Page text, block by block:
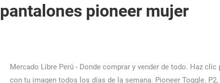
pantalones pioneer mujer
Mercado Libre Perú - Donde comprar y vender de todo. Haz clic para calificar esta publicación. funcionalidades. En Stradivarius encontrarás todo tipo de pantalones para sentirte a gusto con tu imagen todos los días de la semana. Pioneer Toggle. P2, Pº de Morella, 1, 12006 Castelló de la Plana, Castellón Pero eso no es todo, se viene el día de la madre y en oechsle.pe estamos listos para engreír a mamá con los más grandes descuentos y . multidispositivo. RESULTADOS. PIONEERJEANS. Política de Tratamiento de Datos de Pash S.A.S. Composición: 98% algodón y 2% elastano. Marca. How are shared items displayed in the recipient's bag? In the app, each shared item is automatically added to the recipients bag for their review to purchase or not. MODA. . para fines estrictamente funcionales, permitiendo la navegación Pantalones de mujer. Pantalón vaquero azul marino Talla 40. P2, Ronda de Poniente-Ctra. eBay €39.99. sitio web, evaluando su rendimiento y mejorar añadiendo nuevas Pero eso no es todo, se viene el día de la madre y en oechsle.pe estamos listos para engreír a mamá con los más . Pantalon gabardina, con goma en la... Pantalon gabardina, con goma en la cintura tipo leggins, con falso bolsillo, de Pioneer. Genera identificadores ¿NECESITAS AYUDA CONTU PROCESO DE COMPRA? Encuentra lo mejor de la moda. Puedo darme de baja en cualquier momento. Valencia/València. Lisos - Pantalones. Más información sobre estos resultados. tag-bermudas-pantalones-jeans . Group of Companies. Cropped and wide-leg, too. var w = d.getElementsByTagName('script')[0]; Produtos encontrados: 61 Resultado da Pesquisa por: en 6 ms, Produtos selecionados para comparar: 0Comparar. cash rewards. 2023 Dockers®. s.text ='window.inDapIF = true;'; Amazon Essentials Women's Studio Terry Relaxed-Fit Jogger Pant, Amazon Essentials Women's French Terry Fleece Sweatpant, Champion Women’s Everyday Cotton Pants, Women’s Drawstring Sweatpants, Women’s Knit Sweatpants, C Patch, 31.5" Inseam, Lee Women's Relaxed Fit All Day Straight Leg Pant, Vansha Women Summer High Waisted Cotton Linen Palazzo Pants Wide Leg Long Lounge Pant Trousers with Pocket, Lee Women's Wrinkle Free Relaxed Fit Straight Leg Pant, TNNZEET High Waisted Pattern Leggings for Women - Buttery Soft Tummy Control Printed Pants for Workout Yoga, Lee Women's Flex Motion Regular Fit Trouser Pant, Arolina Women's Stretchy Wide Leg Palazzo Lounge, Tronjori Women High Waist Casual Wide Leg Long Palazzo Pants Trousers Regular Size, IUGA Bootcut Yoga Pants with Pockets for Women High Waist Workout Bootleg Pants Tummy Control, 4 Pockets Work Pants for Women, YOUNGCHARM 4 Pack Leggings with Pockets for Women,High Waist Tummy Control Workout Yoga Pants, Amazon Essentials Women's French Terry Fleece Jogger Sweatpant (Available in Plus Size), IUGA High Waist Yoga Pants with Pockets, Tummy Control, Workout Pants for Women 4 Way Stretch Yoga